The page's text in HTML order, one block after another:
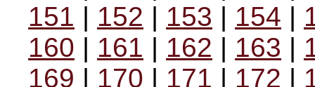
151 | 152 | 153 | 154 |
160 | 161 | 162 | 163 |
169 | 170 | 171 | 172 |